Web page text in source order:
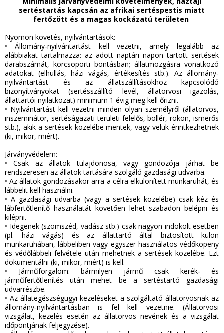
sertéstartás kapcsán az afrikai sertéspestis miatt
fertőzött és a magas kockázatú területen
Nyomon követés, nyilvántartások:
•
Állomány‐nyilvántartást kell vezetni, amely legalább az
alábbiakat tartalmazza: az adott naptári napon tartott sertések
darabszámát, korcsoporti bontásban; állatmozgásra vonatkozó
adatokat (elhullás, házi vágás, értékesítés stb.). Az állomány‐
nyilvántartást és az állatszállításokhoz kapcsolódó
bizonyítványokat (sertésszállító levél, állatorvosi igazolás,
állattartói nyilatkozat) minimum 1 évig meg kell őrizni.
• Nyilvántartást kell vezetni minden olyan személyről (állatorvos,
inszeminátor, sertéságazati területi felelős, böllér, rokon, ismerős
stb.), akik a sertések közelébe mentek, vagy velük érintkezhetnek
(ki, mikor, miért).
Járványvédelem:
•
Csak az állatok tulajdonosa, vagy gondozója járhat be
rendszeresen az állatok tartására szolgáló gazdasági udvarba.
• Az állatok gondozásakor arra a célra elkülönített munkaruhát, és
lábbelit kell használni.
• A gazdasági udvarba (vagy a sertések közelébe) csak kéz és
lábfertőtlenítő használatát követően lehet szabadon belépni és
kilépni.
• Idegenek (szomszéd, vadász stb.) csak nagyon indokolt esetben
(pl. házi vágás) és az állattartó által biztosított külön
munkaruhában, lábbeliben vagy egyszer használatos védőköpeny
és védőlábbeli felvétele után mehetnek a sertések közelébe. Ezt
dokumentálni (ki, mikor, miért) is kell.
•
Járműforgalom: bármilyen jármű csak kerék‐ és
járműfertőtlenítés után mehet be a sertéstartó gazdasági
udvarrészbe.
• Az állategészségügyi kezeléseket a szolgáltató állatorvosnak az
állomány‐nyilvántartásban is fel kell vezetnie. (Állatorvosi
vizsgálat, kezelés esetén az állatorvos nevének és a vizsgálat
időpontjának feljegyzése).